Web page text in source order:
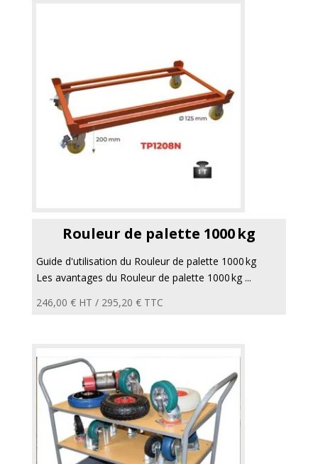
Rouleur de palette 1000 kg
Guide d'utilisation du Rouleur de palette 1000 kg
Les avantages du Rouleur de palette 1000 kg ...
246,00 € HT / 295,20 €TTC